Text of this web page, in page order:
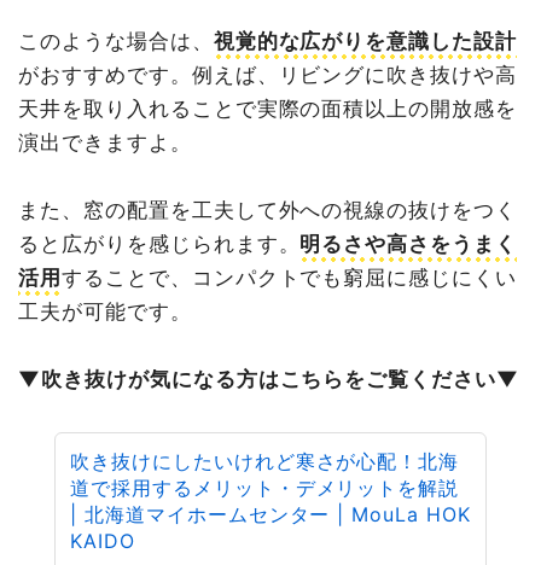
このような場合は、 視覚的な広がりを意識した設計
がおすすめです。例えば、リビングに吹き抜けや高
天井を取り入れることで実際の面積以上の開放感を
演出できますよ。
また、窓の配置を工夫して外への視線の抜けをつく
ると広がりを感じられます。 明るさや高さをうまく
活用することで、コンパクトでも窮屈に感じにくい
工夫が可能です。
▼吹き抜けが気になる方はこちらをご覧ください▼
吹き抜けにしたいけれど寒さが心配！北海
道で採用するメリット・デメリットを解説
| 北海道マイホームセンター | MouLa HOK
KAIDO